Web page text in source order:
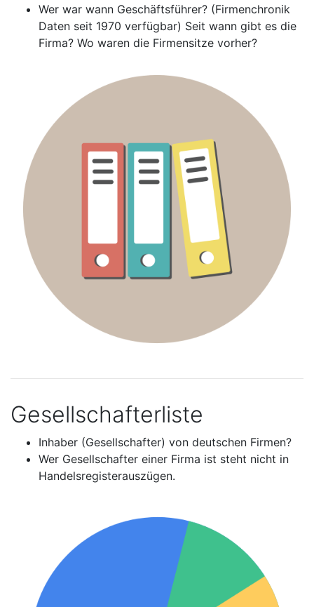
Wer war wann Geschäftsführer? (Firmenchronik
Daten seit 1970 verfügbar) Seit wann gibt es die
Firma? Wo waren die Firmensitze vorher?
Gesellschafterliste
Inhaber (Gesellschafter) von deutschen Firmen?
Wer Gesellschafter einer Firma ist steht nicht in
Handelsregisterauszügen.